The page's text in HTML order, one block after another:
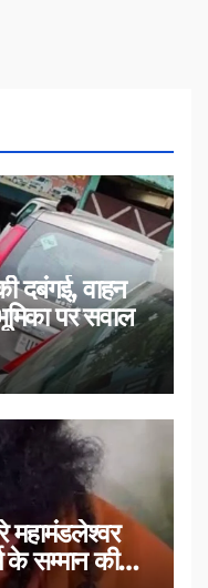
पर सवाल
महामंडलेश्वर
के सम्मान की